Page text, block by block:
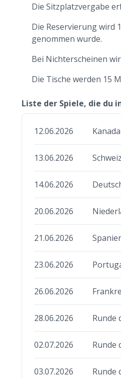
Die Sitzplatzvergabe
Die Reservierung wird
genommen wurde.
Bei Nichterscheinen
Die Tische werden 15
Liste der Spiele, die du
12.06.2026
13.06.2026
14.06.2026
20.06.2026
21.06.2026
23.06.2026
26.06.2026
28.06.2026 Runde
02.07.2026 Runde
03.07.2026 Runde